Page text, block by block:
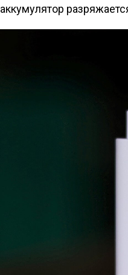
аккумулятор